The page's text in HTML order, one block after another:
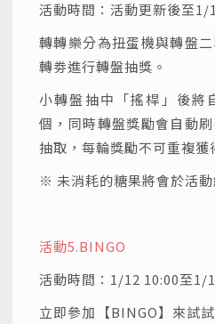
活動時間：活動更新後至1/
轉轉樂分為扭蛋機與轉盤
轉劵進行轉盤抽獎。
小轉盤抽中「搖桿」後將
個，同時轉盤獎勵會自動
抽取，每輪獎勵不可重複獲
※ 未消耗的糖果將會於活
活動5.BINGO
活動時間：1/12 10:00至1/
立即參加【BINGO】來試